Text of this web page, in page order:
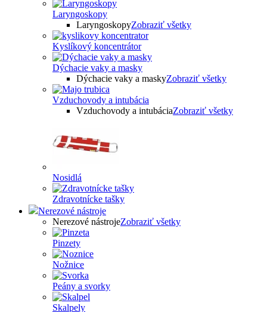
Laryngoskopy
LaryngoskopyZobraziť všetky
Kyslíkový koncentrátor
Dýchacie vaky a masky
Dýchacie vaky a maskyZobraziť všetky
Vzduchovody a intubácia
Vzduchovody a intubáciaZobraziť všetky
Nosidlá
Zdravotnícke tašky
Nerezové nástroje
Nerezové nástrojeZobraziť všetky
Pinzety
Nožnice
Peány a svorky
Skalpely